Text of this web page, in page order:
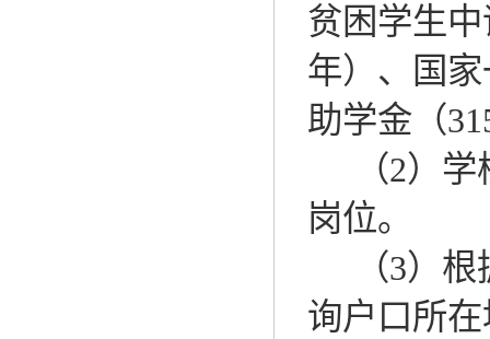
贫困学生
年）、国
助学金（31
（2）学
岗位。
（3）根
询户口所